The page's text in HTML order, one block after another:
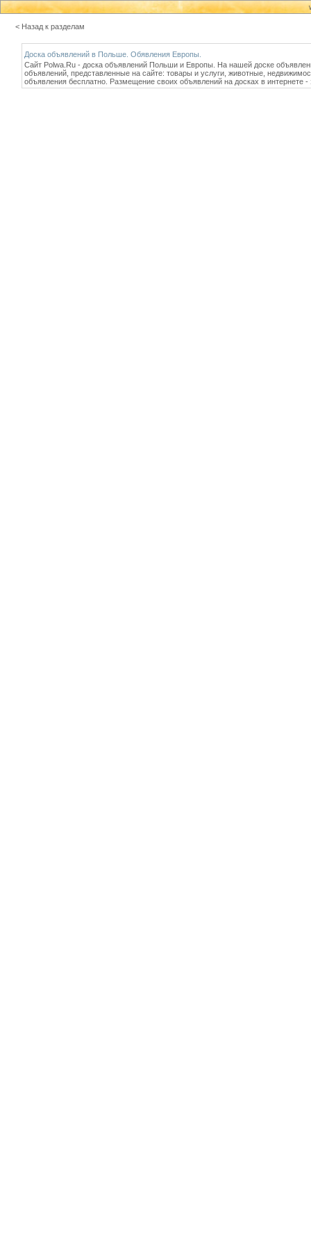
< Назад к разделам
Доска объявлений в Польше. Обявления Европы.
Сайт Polwa.Ru - доска объявлений Польши и Европы. На нашей доске
объявлений, представленные на сайте: товары и услуги, животные,
объявления бесплатно. Размещение своих объявлений на досках в